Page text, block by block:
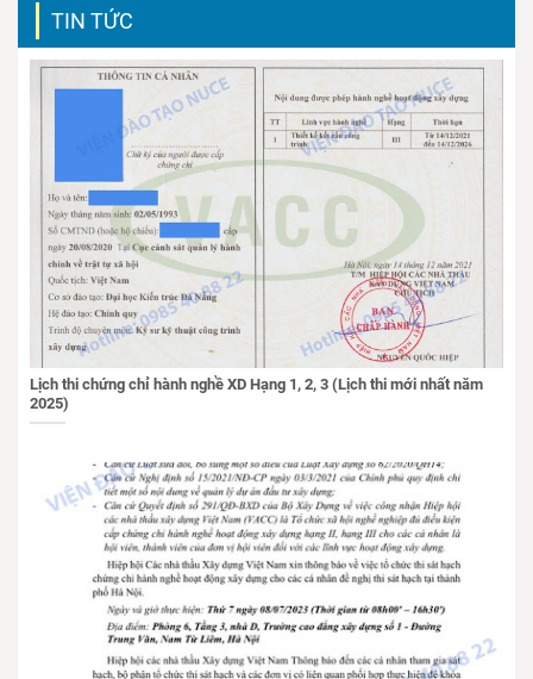
TIN TỨC
Lịch thi chứng chỉ hành nghề XD Hạng 1, 2, 3 (Lịch thi mới nhất năm
2025)